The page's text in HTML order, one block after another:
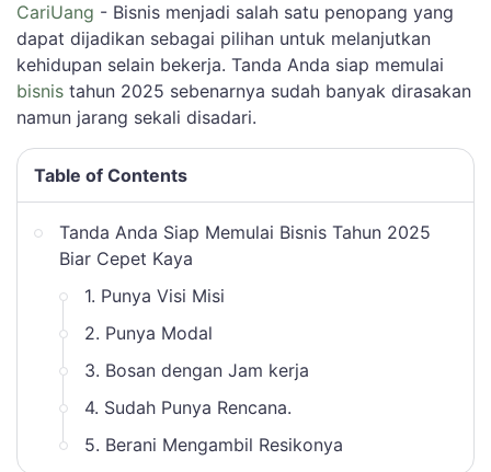
CariUang - Bisnis menjadi salah satu penopang yang
dapat dijadikan sebagai pilihan untuk melanjutkan
kehidupan selain bekerja. Tanda Anda siap memulai
bisnis tahun 2025 sebenarnya sudah banyak dirasakan
namun jarang sekali disadari.
Table of Contents
Tanda Anda Siap Memulai Bisnis Tahun 2025
Biar Cepet Kaya
1. Punya Visi Misi
2. Punya Modal
3. Bosan dengan Jam kerja
4. Sudah Punya Rencana.
5. Berani Mengambil Resikonya